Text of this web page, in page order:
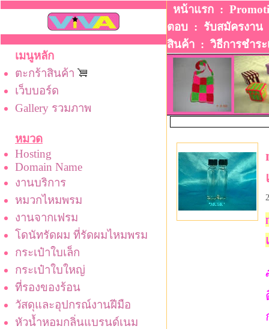
เมนูหลัก
ตะกร้าสินค้า
เว็บบอร์ด
Gallery รวมภาพ
หมวด
Hosting
Domain Name
งานบริการ
หมวกไหมพรม
งานจากเฟรม
โดนัทรัดผม ที่รัดผมไหมพรม
กระเป๋าใบเล็ก
กระเป๋าใบใหญ่
ที่รองของร้อน
วัสดุและอุปกรณ์งานฝีมือ
หัวน้ำหอมกลิ่นแบรนด์เนม
หน้าแรก :
ตอบ : รับสมัครงาน
สินค้า :วิธีการชําระ